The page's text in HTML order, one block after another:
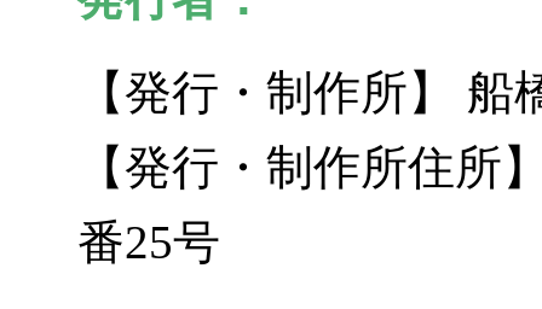
【発行・制作所】
【発行・制作所住所
番25号